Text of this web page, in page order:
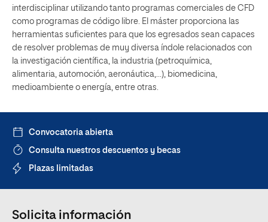
interdisciplinar utilizando tanto programas comerciales de CFD
como programas de código libre. El máster proporciona las
herramientas suficientes para que los egresados sean capaces
de resolver problemas de muy diversa índole relacionados con
la investigación científica, la industria (petroquímica,
alimentaria, automoción, aeronáutica,…), biomedicina,
medioambiente o energía, entre otras.
Convocatoria abierta
Consulta nuestros descuentos y becas
Plazas limitadas
Solicita información